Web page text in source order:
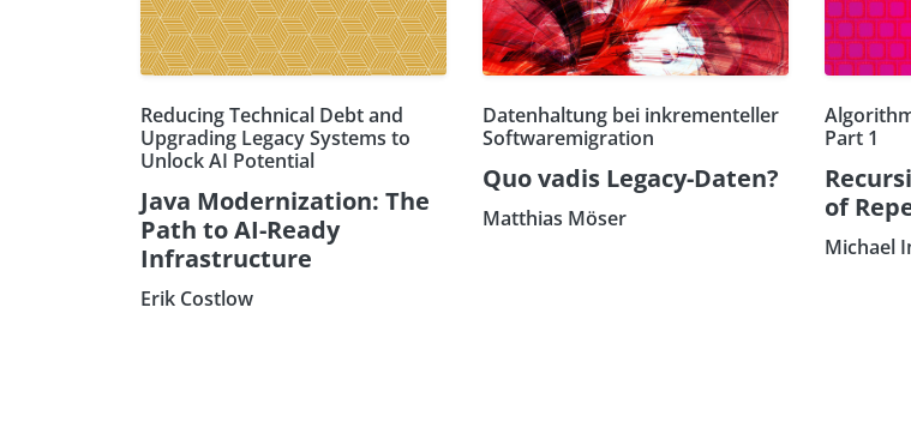
Reducing Technical Debt and
Upgrading Legacy Systems to
Unlock AI Potential
Java Modernization: The
Path to AI-Ready
Infrastructure
Erik Costlow
Datenhaltung bei inkrementeller
Softwaremigration
Quo vadis Legacy-Daten?
Matthias Möser
Part 1
of
Michael